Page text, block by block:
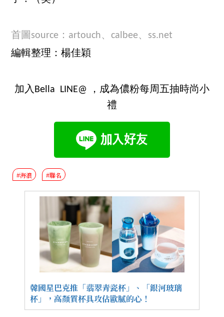
首圖source： artouch、calbee、 ss.net
編輯整理：楊佳穎
加入Bella LINE@ ，成為儂粉每周五抽時尚小
禮
#海浪 #聯名
韓國星巴克推「翡翠青瓷杯」、「銀河玻璃
杯」，高顏質杯具攻佔歐膩的心！